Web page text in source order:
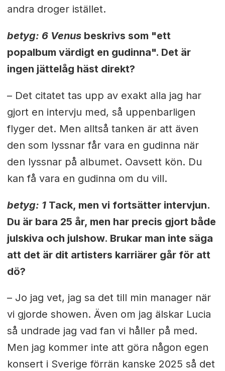
andra droger istället.
betyg: 6 Venusbeskrivs som "ett
popalbum värdigt en gudinna". Det är
ingen jättelåg häst direkt?
– Det citatet tas upp av exakt alla jag har
gjort en intervju med, så uppenbarligen
flyger det. Men alltså tanken är att även
den som lyssnar får vara en gudinna när
den lyssnar på albumet. Oavsett kön. Du
kan få vara en gudinna om du vill.
betyg: 1Tack, men vi fortsätter intervjun.
Du är bara 25 år, men har precis gjort både
julskiva och julshow. Brukar man inte säga
att det är dit artisters karriärer går för att
dö?
– Jo jag vet, jag sa det till min manager när
vi gjorde showen. Även om jag älskar Lucia
så undrade jag vad fan vi håller på med.
Men jag kommer inte att göra någon egen
konsert i Sverige förrän kanske 2025 så det